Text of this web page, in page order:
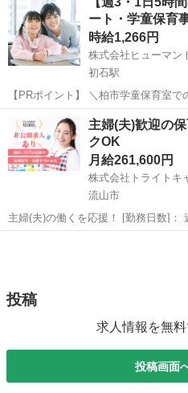
ート・学童保
時給1,266円
株式会社ヒューマン
初石駅
【PRポイント】 ＼柏市学童保育室での事務
公庁案件！無理なくできる週3勤務
柏市 初石駅 その他
主婦(夫)歓迎の
クOK
月給261,600円
株式会社トライトキ
流山市
主婦(夫)の働くを応援！ [勤務日数]： 週5日~ 07:00~20:00 [勤務地・最
寄駅]： 千葉県流山市駒木台118-1 非
投稿
求人情報を無
投稿画面